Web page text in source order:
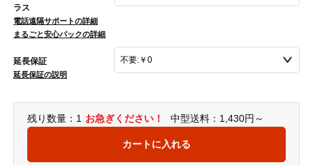
ラス
電話遠隔サポートの詳細
まるごと安心パックの詳細
延長保証
延長保証の説明
残り数量：1 お急ぎください！ 中型送料：1,430円～